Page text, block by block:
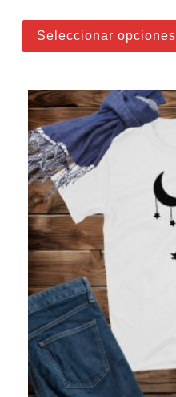
Seleccionar opciones